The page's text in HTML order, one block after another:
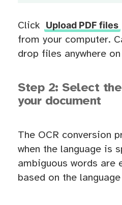
Click Upload PDF files
from your computer.
drop files anywhere
Step 2: Select
your document
The OCR conversion
when the language is
ambiguous words are
based on the